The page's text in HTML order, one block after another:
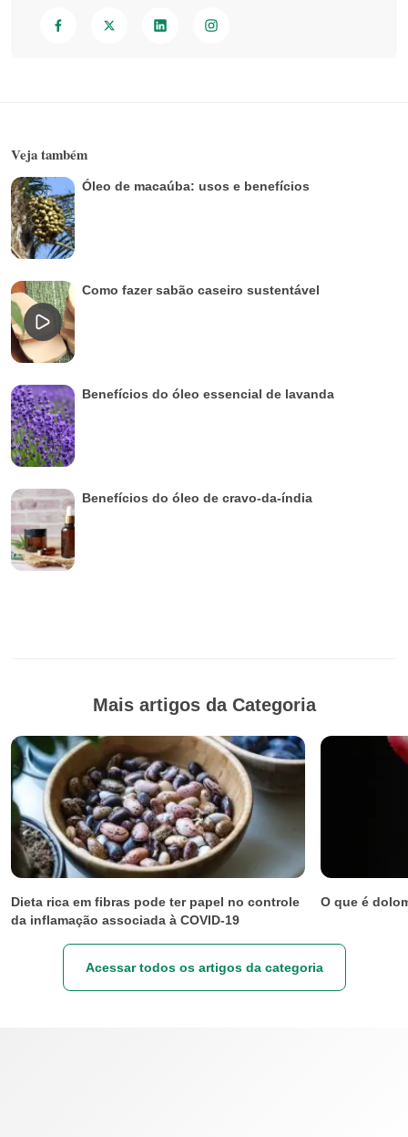
Veja também
Óleo de macaúba: usos e benefícios
Como fazer sabão caseiro sustentável
Benefícios do óleo essencial de lavanda
Benefícios do óleo de cravo-da-índia
Mais artigos da Categoria
Dieta rica em fibras pode ter papel no controle
da inflamação associada à COVID-19
O que é
Acessar todos os artigos da categoria